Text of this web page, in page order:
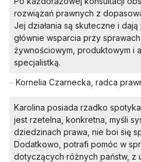
rozwiązań prawnych z
Jej działania są skuteczne i
głównie wsparcia przy
żywnościowym, produktowym i
specjalistką.
– Kornelia Czarnecka, radca
Karolina posiada rzadko
jest rzetelna, konkretna, myśli
dziedzinach prawa, nie boi się
Dodatkowo, potrafi pomóc w
dotyczących różnych państw, z